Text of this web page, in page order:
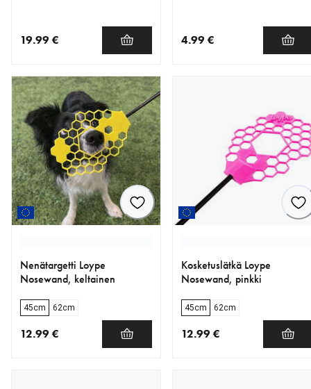
19.99 € 4.99 €
Nenätargetti Loype
Nosewand, keltainen
45cm 62cm
12.99 €
Kosketuslätkä Loype
Nosewand, pinkki
45cm 62cm
12.99 €